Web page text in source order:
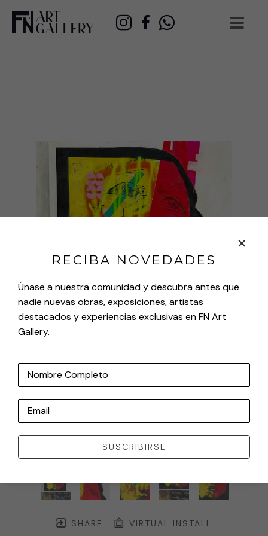
SHARE VIRTUAL INSTALL
RECIBA NOVEDADES
Únase a nuestra comunidad y descubra antes que
nadie nuevas obras, exposiciones, artistas
destacados y experiencias exclusivas en FN Art
Gallery.
Nombre Completo
Email
SUSCRIBIRSE